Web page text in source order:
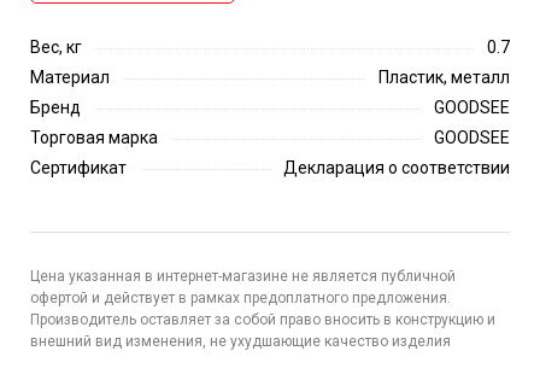
Вес, кг
0.7
Материал
Пластик, металл
Бренд
GOODSEE
Торговая марка
GOODSEE
Сертификат
Декларация о соответствии
Цена указанная в интернет-магазине не является публичной
офертой и действует в рамках предоплатного предложения.
Производитель оставляет за собой право вносить в конструкцию и
внешний вид изменения, не ухудшающие качество изделия